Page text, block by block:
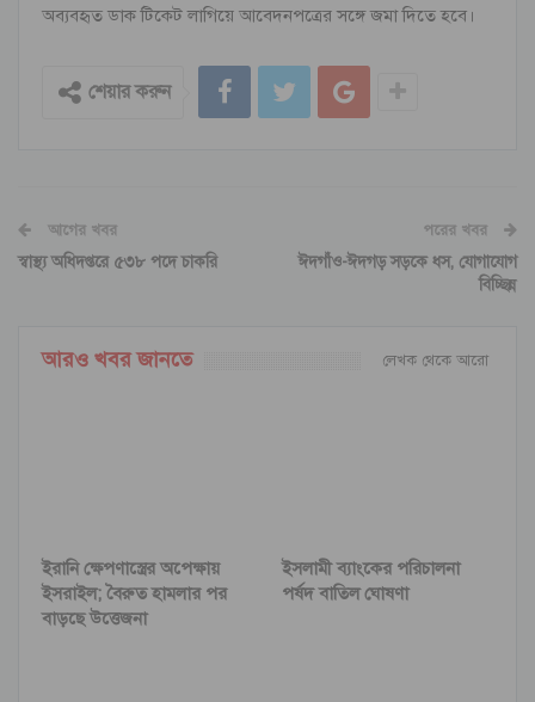
অব্যবহৃত ডাক টিকেট লাগিয়ে আবেদনপত্রের সঙ্গে জমা দিতে হবে।
শেয়ার করুন
আগের খবর
স্বাস্থ্য অধিদপ্তরে ৫৩৮ পদে চাকরি
পরের খবর
ঈদগাঁও-ঈদগড় সড়কে ধস, যোগাযোগ
বিচ্ছিন্ন
আরও খবর জানতে লেখক থেকে আরো
ইরানি ক্ষেপণাস্ত্রের অপেক্ষায়
ইসরাইল; বৈরুত হামলার পর
বাড়ছে উত্তেজনা
ইসলামী ব্যাংকের পরিচালনা
পর্ষদ বাতিল ঘোষণা